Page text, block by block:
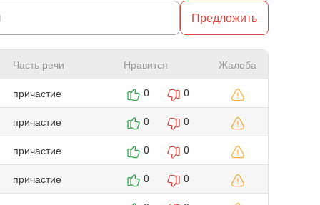
Предложить
Часть речи Нравится
Жалоба
причастие
0 0
причастие 0 0
причастие 0 0
причастие 0 0